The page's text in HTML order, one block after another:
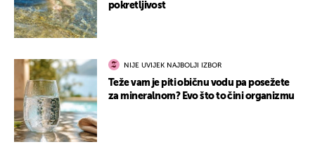
pokretljivost
NIJE UVIJEK NAJBOLJI IZBOR
Teže vam je piti običnu vodu pa posežete
za mineralnom? Evo što to čini organizmu